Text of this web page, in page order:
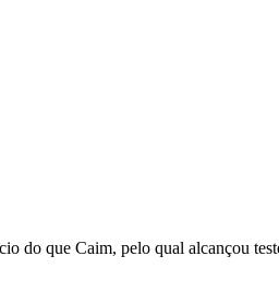
do que Caim, pelo qual alcançou